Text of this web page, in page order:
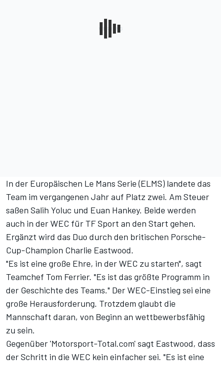
In der Europäischen Le Mans Serie (ELMS) landete das
Team im vergangenen Jahr auf Platz zwei. Am Steuer
saßen Salih Yoluc und Euan Hankey. Beide werden
auch in der WEC für TF Sport an den Start gehen.
Ergänzt wird das Duo durch den britischen Porsche-
Cup-Champion Charlie Eastwood.
"Es ist eine große Ehre, in der WEC zu starten", sagt
Teamchef Tom Ferrier. "Es ist das größte Programm in
der Geschichte des Teams." Der WEC-Einstieg sei eine
große Herausforderung. Trotzdem glaubt die
Mannschaft daran, von Beginn an wettbewerbsfähig
zu sein.
Gegenüber 'Motorsport-Total.com' sagt Eastwood, dass
der Schritt in die WEC kein einfacher sei. "Es ist eine